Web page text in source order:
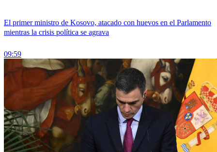
El primer ministro de Kosovo, atacado con huevos en el Parlamento
mientras la crisis política se agrava
09:59